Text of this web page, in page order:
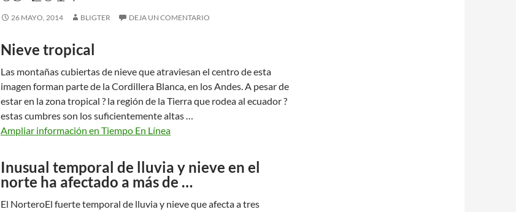
26 MAYO, 2014 BLIGTER DEJA UN COMENTARIO
Nieve tropical
Las montañas cubiertas de nieve que atraviesan el centro de esta
imagen forman parte de la Cordillera Blanca, en los Andes. A pesar de
estar en la zona tropical ? la región de la Tierra que rodea al ecuador ?
estas cumbres son los suficientemente altas …
Ampliar información en Tiempo En Línea
Inusual temporal de lluvia y nieve en el
norte ha afectado a más de …
El NorteroEl fuerte temporal de lluvia y nieve que afecta a tres